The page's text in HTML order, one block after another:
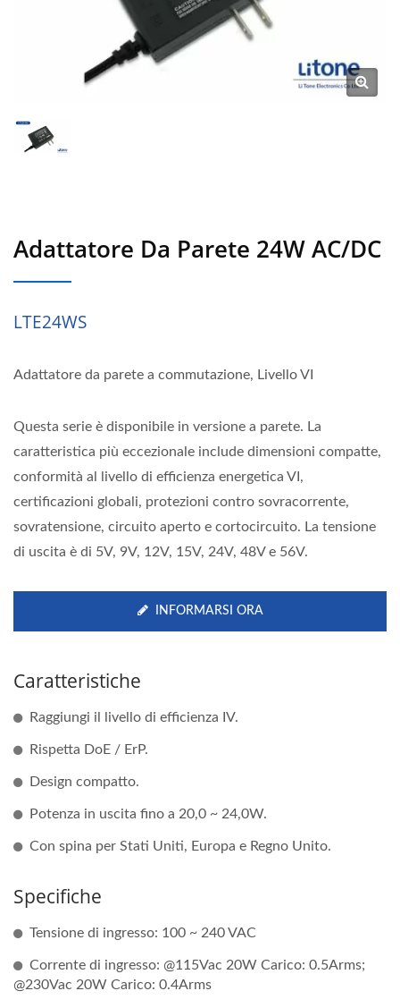
Adattatore Da Parete 24W AC/DC
LTE24WS
Adattatore da parete a commutazione, Livello VI
Questa serie è disponibile in versione a parete. La
caratteristica più eccezionale include dimensioni compatte,
conformità al livello di efficienza energetica VI,
certificazioni globali, protezioni contro sovracorrente,
sovratensione, circuito aperto e cortocircuito. La tensione
di uscita è di 5V, 9V, 12V, 15V, 24V, 48V e 56V.
INFORMARSI ORA
Caratteristiche
Raggiungi il livello di efficienza IV.
Rispetta DoE / ErP.
Design compatto.
Potenza in uscita fino a 20,0 ~ 24,0W.
Con spina per Stati Uniti, Europa e Regno Unito.
Specifiche
Tensione di ingresso: 100 ~ 240 VAC
Corrente di ingresso: @115Vac 20W Carico: 0.5Arms;
@230Vac 20W Carico: 0.4Arms